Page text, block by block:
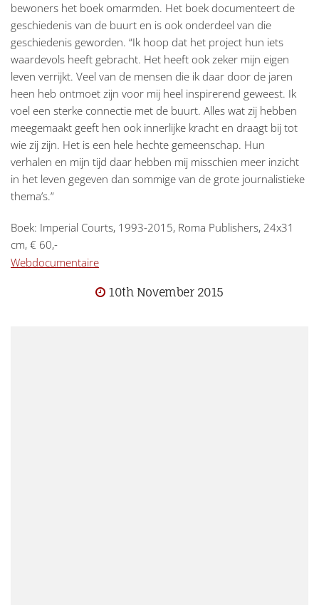
bewoners het boek omarmden. Het boek documenteert de
geschiedenis van de buurt en is ook onderdeel van die
geschiedenis geworden. “Ik hoop dat het project hun iets
waardevols heeft gebracht. Het heeft ook zeker mijn eigen
leven verrijkt. Veel van de mensen die ik daar door de jaren
heen heb ontmoet zijn voor mij heel inspirerend geweest. Ik
voel een sterke connectie met de buurt. Alles wat zij hebben
meegemaakt geeft hen ook innerlijke kracht en draagt bij tot
wie zij zijn. Het is een hele hechte gemeenschap. Hun
verhalen en mijn tijd daar hebben mij misschien meer inzicht
in het leven gegeven dan sommige van de grote journalistieke
thema’s.”
Boek: Imperial Courts, 1993-2015, Roma Publishers, 24x31
cm, € 60,-
Webdocumentaire
10th November 2015